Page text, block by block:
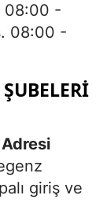
08:00 -
08:00 -
giriş ve